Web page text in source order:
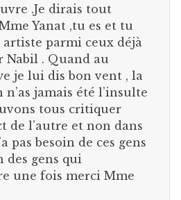
.Je dirais tout
Yanat ,tu es et tu
parmi ceux déjà
Nabil . Quand au
je lui dis bon vent , la
jamais été l’insulte
tous critiquer
de l’autre et non dans
pas besoin de ces gens
des gens qui
une fois merci Mme